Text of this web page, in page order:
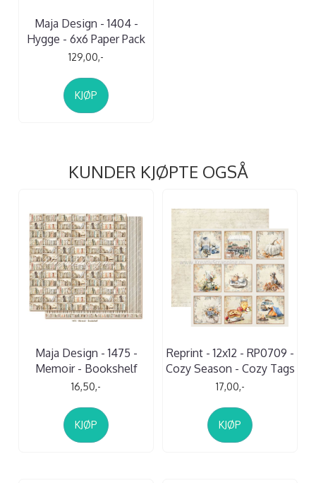
Maja Design - 1404 -
Hygge - 6x6 Paper Pack
129,00,-
KJØP
KUNDER KJØPTE OGSÅ
Maja Design - 1475 -
Memoir - Bookshelf
16,50,-
KJØP
Reprint - 12x12 - RP0709 -
Cozy Season - Cozy Tags
17,00,-
KJØP